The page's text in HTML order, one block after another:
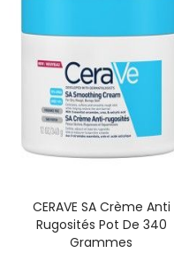
CERAVE SA Crème Anti
Rugosités Pot De 340
Grammes